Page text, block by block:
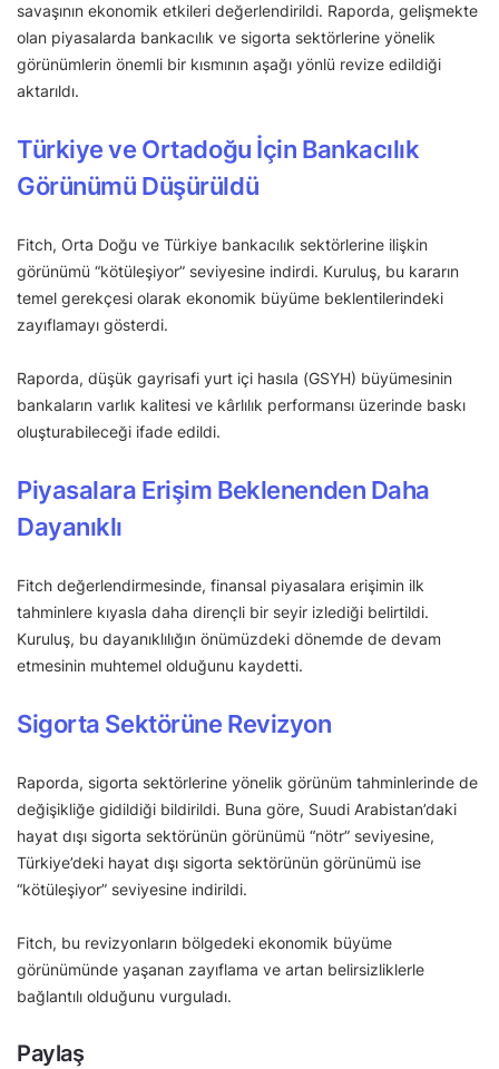
savaşının ekonomik etkileri değerlendirildi. Raporda, gelişmekte
olan piyasalarda bankacılık ve sigorta sektörlerine yönelik
görünümlerin önemli bir kısmının aşağı yönlü revize edildiği
aktarıldı.
Türkiye ve Ortadoğu İçin Bankacılık
Görünümü Düşürüldü
Fitch, Orta Doğu ve Türkiye bankacılık sektörlerine ilişkin
görünümü “kötüleşiyor” seviyesine indirdi. Kuruluş, bu kararın
temel gerekçesi olarak ekonomik büyüme beklentilerindeki
zayıflamayı gösterdi.
Raporda, düşük gayrisafi yurt içi hasıla (GSYH) büyümesinin
bankaların varlık kalitesi ve kârlılık performansı üzerinde baskı
oluşturabileceği ifade edildi.
Piyasalara Erişim Beklenenden Daha
Dayanıklı
Fitch değerlendirmesinde, finansal piyasalara erişimin ilk
tahminlere kıyasla daha dirençli bir seyir izlediği belirtildi.
Kuruluş, bu dayanıklılığın önümüzdeki dönemde de devam
etmesinin muhtemel olduğunu kaydetti.
Sigorta Sektörüne Revizyon
Raporda, sigorta sektörlerine yönelik görünüm tahminlerinde de
değişikliğe gidildiği bildirildi. Buna göre, Suudi Arabistan’daki
hayat dışı sigorta sektörünün görünümü “nötr” seviyesine,
Türkiye’deki hayat dışı sigorta sektörünün görünümü ise
“kötüleşiyor” seviyesine indirildi.
Fitch, bu revizyonların bölgedeki ekonomik büyüme
görünümünde yaşanan zayıflama ve artan belirsizliklerle
bağlantılı olduğunu vurguladı.
Paylaş